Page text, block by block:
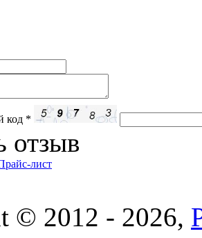
код *
отзыв
лист
© 2012 - 2026,